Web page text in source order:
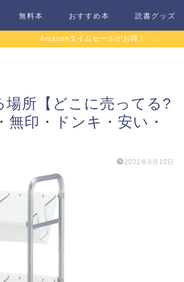
無料本 おすすめ本 読書グッズ
Amazonタイムセールがお得！
所【どこに売ってる?
印・ドンキ・安い・
2021年8月10日